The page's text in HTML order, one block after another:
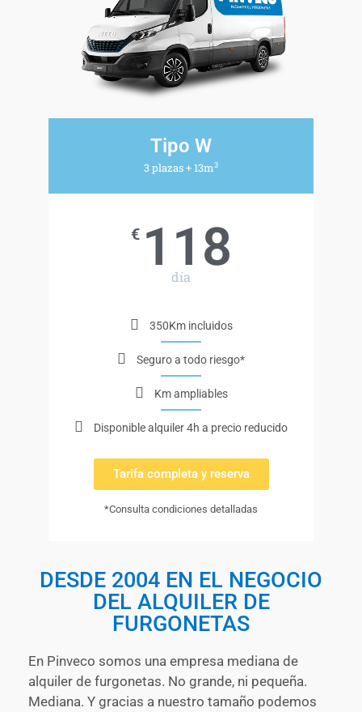
Tipo W
3 plazas + 13m3
€ 118
día
350Km incluidos
Seguro a todo riesgo*
Km ampliables
Disponible alquiler 4h a precio reducido
Tarifa completa y reserva
*Consulta condiciones detalladas
DESDE 2004 EN EL NEGOCIO
DEL ALQUILER DE
FURGONETAS
En Pinveco somos una empresa mediana de
alquiler de furgonetas. No grande, ni pequeña.
Mediana. Y gracias a nuestro tamaño podemos